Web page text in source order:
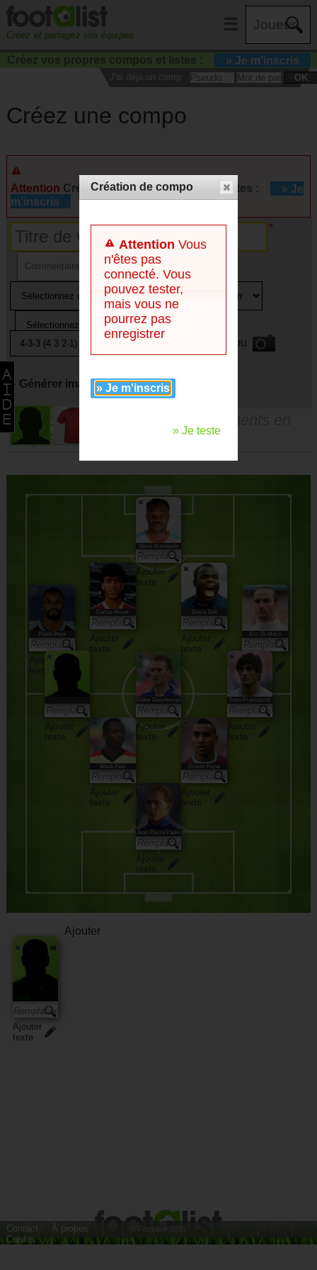
Créez et partagez vos équipes
☰
Créez vos propres compos et listes : » Je m'inscris
J'ai déjà un compte : OK
Créez une compo
Attention Créez vos propres compos et listes :
» Je
m'inscris
ou
» Générer image avec
Vous pouvez faire des remplacements en
drag & droppant les joueurs.
Steve Mandanda
Ajouter
texte
Habib Beye
Ajouter
Carlos Mozer
Ajouter
texte
Basile Boli
Ajouter
texte
Éric Di Meco
Ajouter
texte
Ajouter
texte
Didier Deschamps
Ajouter
texte
Enzo Francescoli
texte
Abedi Pelé
Ajouter
texte
Dimitri Payet
Ajouter
texte
Jean-Pierre Papin
Ajouter
texte
Ajouter
texte
Ajouter
Contact
À propos
Crédits
© Footalist 2026
Création de compo
Attention Vous
n'êtes pas
connecté. Vous
pouvez tester,
mais vous ne
pourrez pas
enregistrer
» Je m'inscris
» Je teste